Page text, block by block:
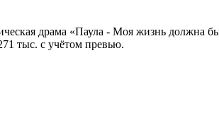
драма «Паула - Моя жизнь должна
тыс. с учётом превью.